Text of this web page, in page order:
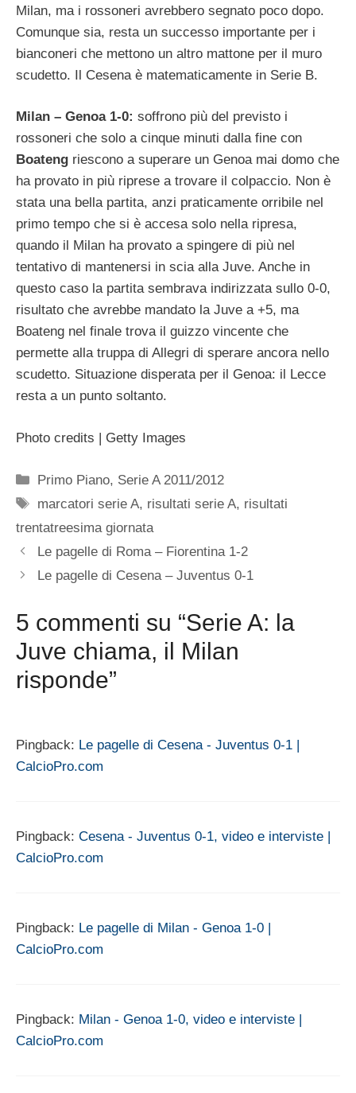
Milan, ma i rossoneri avrebbero segnato poco dopo.
Comunque sia, resta un successo importante per i
bianconeri che mettono un altro mattone per il muro
scudetto. Il Cesena è matematicamente in Serie B.
Milan – Genoa 1-0: soffrono più del previsto i
rossoneri che solo a cinque minuti dalla fine con
Boateng riescono a superare un Genoa mai domo che
ha provato in più riprese a trovare il colpaccio. Non è
stata una bella partita, anzi praticamente orribile nel
primo tempo che si è accesa solo nella ripresa,
quando il Milan ha provato a spingere di più nel
tentativo di mantenersi in scia alla Juve. Anche in
questo caso la partita sembrava indirizzata sullo 0-0,
risultato che avrebbe mandato la Juve a +5, ma
Boateng nel finale trova il guizzo vincente che
permette alla truppa di Allegri di sperare ancora nello
scudetto. Situazione disperata per il Genoa: il Lecce
resta a un punto soltanto.
Photo credits | Getty Images
Categorie
Primo Piano, Serie A 2011/2012
Tag
marcatori serie A, risultati serie A, risultati
trentatreesima giornata
Le pagelle di Roma – Fiorentina 1-2
Le pagelle di Cesena – Juventus 0-1
5 commenti su “Serie A: la
Juve chiama, il Milan
risponde”
Pingback: Le pagelle di Cesena - Juventus 0-1 |
CalcioPro.com
Pingback: Cesena - Juventus 0-1, video e interviste |
CalcioPro.com
Pingback: Le pagelle di Milan - Genoa 1-0 |
CalcioPro.com
Pingback: Milan - Genoa 1-0, video e interviste |
CalcioPro.com